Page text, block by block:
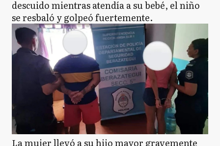
descuido mientras atendía a su bebé, el niño
se resbaló y golpeó fuertemente.
La mujer llevó a su hijo mayor gravemente